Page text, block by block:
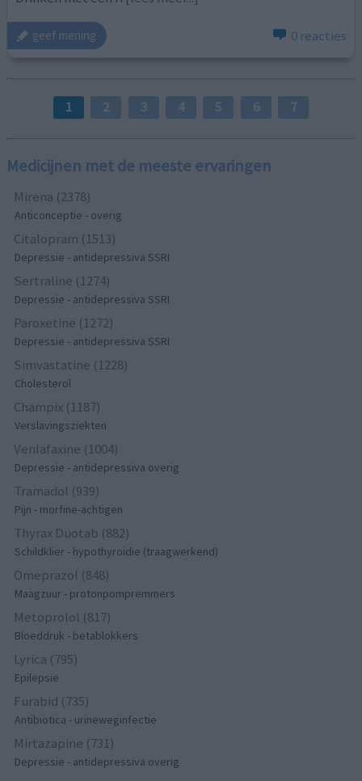
geef mening 0 reacties
1 2 3 4 5 6 7
Medicijnen met de meeste ervaringen
Mirena (2378)
Anticonceptie - overig
Citalopram (1513)
Depressie - antidepressiva SSRI
Sertraline (1274)
Depressie - antidepressiva SSRI
Paroxetine (1272)
Depressie - antidepressiva SSRI
Simvastatine (1228)
Cholesterol
Champix (1187)
Verslavingsziekten
Venlafaxine (1004)
Depressie - antidepressiva overig
Tramadol (939)
Pijn - morfine-achtigen
Thyrax Duotab (882)
Schildklier - hypothyroidie (traagwerkend)
Omeprazol (848)
Maagzuur - protonpompremmers
Metoprolol (817)
Bloeddruk - betablokkers
Lyrica (795)
Epilepsie
Furabid (735)
Antibiotica - urineweginfectie
Mirtazapine (731)
Depressie - antidepressiva overig